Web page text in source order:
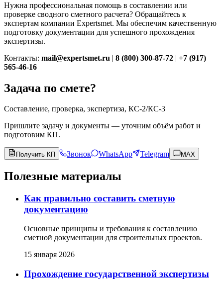
Нужна профессиональная помощь в составлении или
проверке сводного сметного расчета? Обращайтесь к
экспертам компании Expertsmet. Мы обеспечим качественную
подготовку документации для успешного прохождения
экспертизы.
Контакты: mail@expertsmet.ru | 8 (800) 300-87-72 | +7 (917)
565-46-16
Задача по смете?
Составление, проверка, экспертиза, КС-2/КС-3
Пришлите задачу и документы — уточним объём работ и
подготовим КП.
Получить КП Звонок WhatsApp Telegram MAX
Полезные материалы
Как правильно составить сметную
документацию
Основные принципы и требования к составлению
сметной документации для строительных проектов.
15 января 2026
Прохождение государственной экспертизы